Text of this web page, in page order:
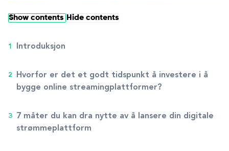
Show contents Hide contents
Introduksjon
Hvorfor er det et godt tidspunkt å investere i å
bygge online streamingplattformer?
7 måter du kan dra nytte av å lansere din digitale
strømmeplattform